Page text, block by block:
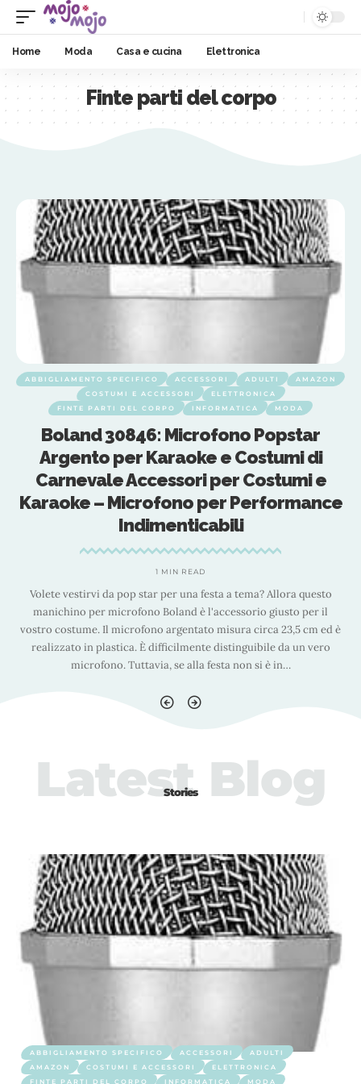
Home Moda Casa e cucina Elettronica
Finte parti del corpo
ABBIGLIAMENTO SPECIFICO ACCESSORI ADULTI
AMAZON
COSTUMI E ACCESSORI
ELETTRONICA
FINTE PARTI DEL CORPO
INFORMATICA MODA
Boland 30846: Microfono Popstar
Argento per Karaoke e Costumi di
Carnevale Accessori per Costumi e
Karaoke – Microfono per Performance
Indimenticabili
1 MIN READ
Volete vestirvi da pop star per una festa a tema? Allora questo
manichino per microfono Boland è l'accessorio giusto per il
vostro costume. Il microfono argentato misura circa 23,5 cm ed è
realizzato in plastica. È difficilmente distinguibile da un vero
microfono. Tuttavia, se alla festa non si è in…
Stories
Latest Blog
ABBIGLIAMENTO SPECIFICO ACCESSORI
ADULTI
AMAZON
COSTUMI E ACCESSORI
ELETTRONICA
FINTE PARTI DEL CORPO
INFORMATICA MODA